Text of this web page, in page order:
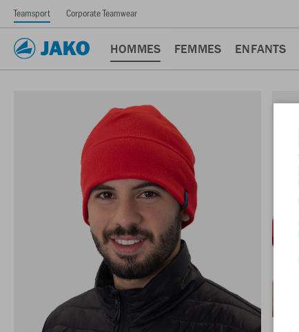
Teamsport Corporate Teamwear
HOMMES FEMMES ENFANTS